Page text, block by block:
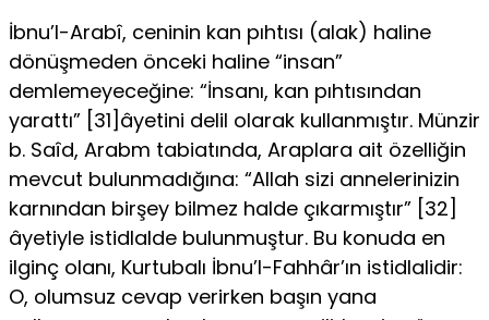
İbnu’l-Arabî, ceninin kan pıhtısı (alak) haline
dönüşmeden önceki haline “insan”
demlemeyeceğine: “İnsa­nı, kan pıhtısından
yarattı” [31]âyetini delil olarak kullanmıştır. Münzir
b. Saîd, Arabm tabiatında, Araplara ait özelliğin
mevcut bulunmadığına: “Allah sizi annelerinizin
karnından birşey bilmez halde çıkarmıştır” [32]
âyetiyle istidlalde bulunmuştur. Bu konuda en
ilginç olanı, Kurtubalı İbnu’l-Fahhâr’ın istidlalidir:
O, olumsuz cevap verirken başın yana